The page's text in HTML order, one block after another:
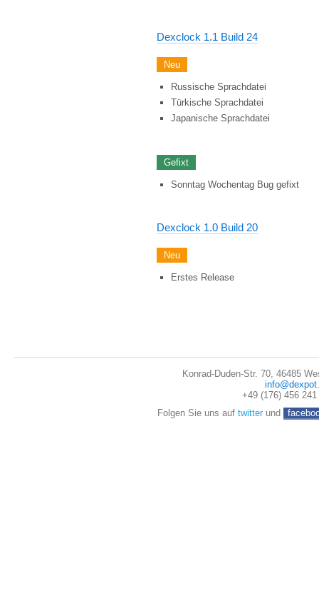
Dexclock 1.1 Build 24
Neu
Russische Sprachdatei
Türkische Sprachdatei
Japanische Sprachdatei
Gefixt
Sonntag Wochentag Bug gefixt
Dexclock 1.0 Build 20
Neu
Erstes Release
Konrad-Duden-Str. 70, 46485
+49 (176) 456 241
Folgen Sie uns auf twitterund